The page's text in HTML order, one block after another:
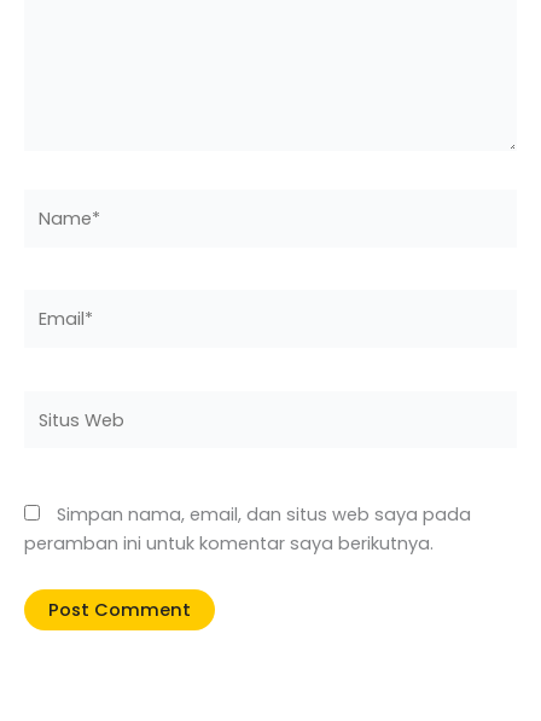
Web
Simpan nama, email, dan situs web saya pada
peramban ini untuk komentar saya berikutnya.